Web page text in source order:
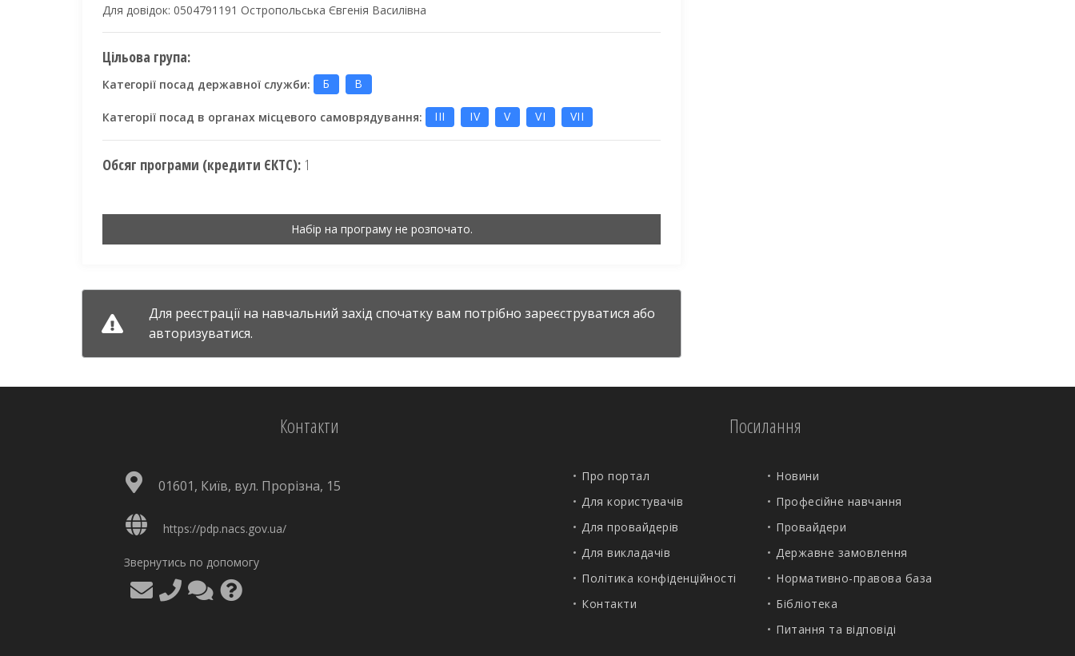
Для довідок: 0504791191 Остропольська Євгенія Василівна
Цільова група:
Категорії посад державної служби: Б В
Категорії посад в органах місцевого самоврядування: III IV V VI VII
Обсяг програми (кредити ЄКТС): 1
Набір на програму не розпочато.
Для реєстрації на навчальний захід спочатку вам потрібно зареєструватися або
авторизуватися.
Контакти
01601, Київ, вул. Прорізна, 15
https://pdp.nacs.gov.ua/
Звернутись по допомогу
Посилання
Про портал
Для користувачів
Для провайдерів
Для викладачів
Політика конфіденційності
Контакти
Новини
Професійне навчання
Провайдери
Державне замовлення
Нормативно-правова база
Бібліотека
Питання та відповіді